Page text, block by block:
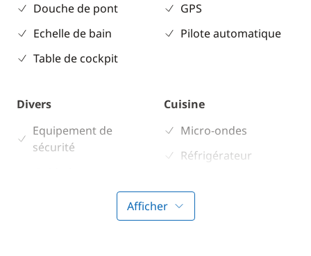
Douche de pont
Echelle de bain
Table de cockpit
GPS
Pilote automatique
Divers
Equipement de
sécurité
Cuisine
Micro-ondes
Réfrigérateur
Afficher